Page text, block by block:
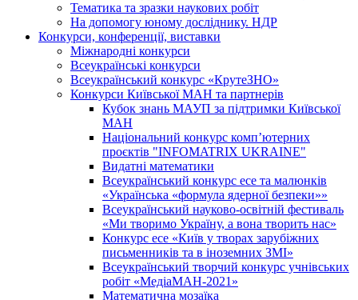
Тематика та зразки наукових робіт
На допомогу юному досліднику. НДР
Конкурси, конференції, виставки
Міжнародні конкурси
Всеукраїнські конкурси
Всеукраїнський конкурс «КрутеЗНО»
Конкурси Київської МАН та партнерів
Кубок знань МАУП за підтримки Київської
МАН
Національний конкурс комп’ютерних
проєктів "INFOMATRIX UKRAINE"
Видатні математики
Всеукраїнський конкурс есе та малюнків
«Українська «формула ядерної безпеки»»
Всеукраїнський науково-освітній фестиваль
«Ми творимо Україну, а вона творить нас»
Конкурс есе «Київ у творах зарубіжних
письменників та в іноземних ЗМІ»
Всеукраїнський творчий конкурс учнівських
робіт «МедіаМАН-2021»
Математична мозаїка